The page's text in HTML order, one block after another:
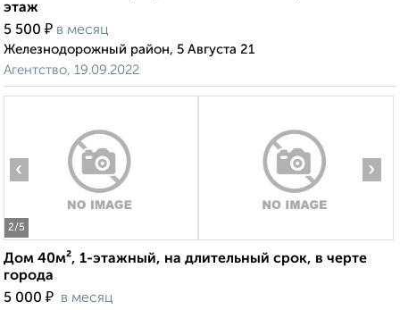
этаж
5 500 ₽ в месяц
Железнодорожный район, 5 Августа 21
Агентство, 19.09.2022
2/5
‹ ›
Дом 40м², 1-этажный, на длительный срок, в черте
города
5 000 ₽ в месяц